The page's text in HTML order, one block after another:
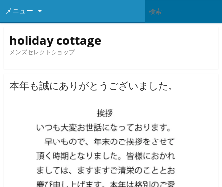
メニュー
holiday cottage
メンズセレクトショップ
本年も誠にありがとうございました。